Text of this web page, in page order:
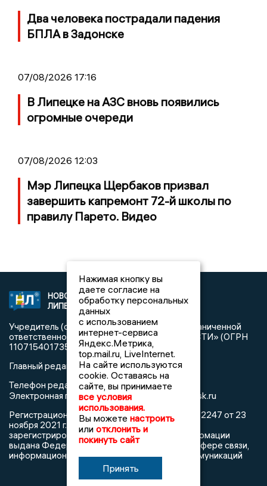
Два человека пострадали падения
БПЛА в Задонске
07/08/2026 17:16
В Липецке на АЗС вновь появились
огромные очереди
07/08/2026 12:03
Мэр Липецка Щербаков призвал
завершить капремонт 72-й школы по
правилу Парето. Видео
НОВОСТИ
ЛИПЕЦКА
2021 © NEWSLIPETSK.RU | СИ
«Новости Липецка»
Учредитель (соучредители): Общество с ограниченной
ответственностью «РЕГИОНАЛЬНЫЕ НОВОСТИ» (ОГРН
1107154017354)
Главный редактор: Герцог Е.Г.
Телефон редакции: +7 903 699 9427
Электронная почта редакции:
info@newslipetsk.ru
Регистрационный номер: серия Эл № ФС77-82247 от 23
ноября 2021 г. согласно выписке из реестра
зарегистрированных средств массовой информации
выдана Федеральной службой по надзору в сфере связи,
информационных технологий и массовых коммуникаций
Нажимая кнопку вы
даете согласие на
обработку персональных
данных
с использованием
интернет-сервиса
Яндекс.Метрика,
top.mail.ru, LiveInternet.
На сайте используются
cookie. Оставаясь на
сайте, вы принимаете
все условия
использования.
Вы можете настроить
или отклонить и
покинуть сайт
Принять